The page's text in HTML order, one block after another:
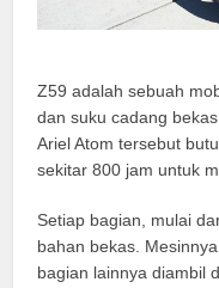
Z59 adalah sebuah
dan suku cadang
Ariel Atom tersebut
sekitar 800 jam untuk
Setiap bagian, mulai
bahan bekas.
bagian lainnya diambil